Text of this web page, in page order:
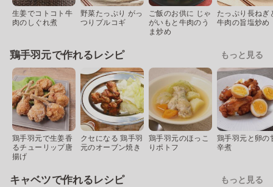
生姜でコトコト牛
肉のしぐれ煮
野菜たっぷり がっ
つりプルコギ
ご飯のお供に じゃ
がいもと牛肉のう
ま炒め
たっぷり長ねぎ
牛肉の旨塩炒め
鶏手羽元で作れるレシピ もっと見る
鶏手羽元で生姜香
るチューリップ唐
揚げ
クセになる 鶏手羽
元のオーブン焼き
鶏手羽元のほっこ
りポトフ
鶏手羽元と卵の
辛煮
キャベツで作れるレシピ もっと見る